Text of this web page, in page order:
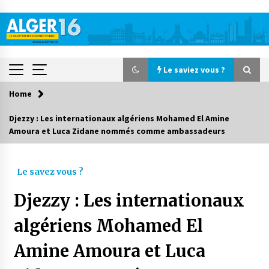
content
Le saviez vous ?
Le saviez vous ?
Début des camps d’été pour un deuxième
groupe d’enfants autistes
Parking de la Promenade des Sablettes : Mis en
service de bornes automatiques
Home
Djezzy : Les internationaux algériens Mohamed El Amine
Amoura et Luca Zidane nommés comme ambassadeurs
Le savez vous ?
Djezzy : Les internationaux
algériens Mohamed El
Amine Amoura et Luca